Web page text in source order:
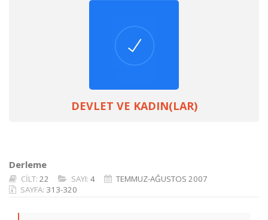
DEVLET VE KADIN(LAR)
Derleme
CİLT: 22 SAYI: 4
TEMMUZ-AĞUSTOS 2007
SAYFA: 313-320